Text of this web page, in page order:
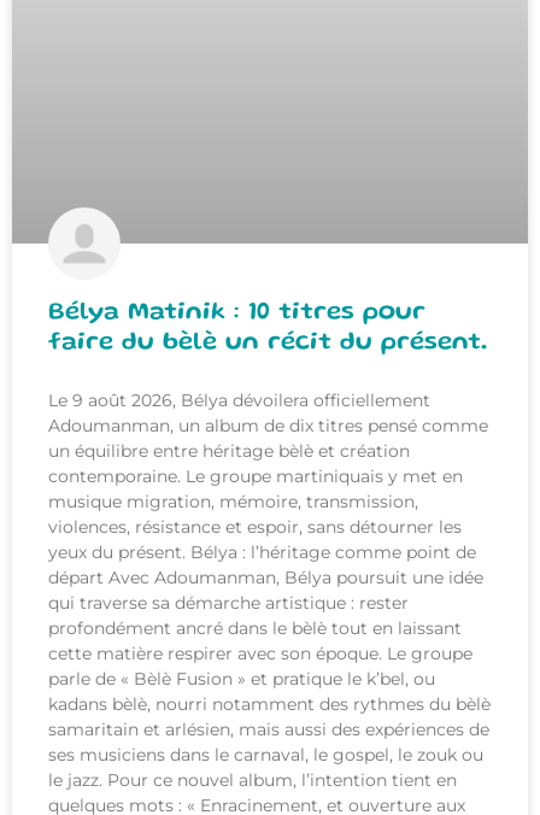
Bélya Matinik : 10 titres pour
faire du bèlè un récit du présent.
Le 9 août 2026, Bélya dévoilera officiellement
Adoumanman, un album de dix titres pensé comme
un équilibre entre héritage bèlè et création
contemporaine. Le groupe martiniquais y met en
musique migration, mémoire, transmission,
violences, résistance et espoir, sans détourner les
yeux du présent. Bélya : l’héritage comme point de
départ Avec Adoumanman, Bélya poursuit une idée
qui traverse sa démarche artistique : rester
profondément ancré dans le bèlè tout en laissant
cette matière respirer avec son époque. Le groupe
parle de « Bèlè Fusion » et pratique le k’bel, ou
kadans bèlè, nourri notamment des rythmes du bèlè
samaritain et arlésien, mais aussi des expériences de
ses musiciens dans le carnaval, le gospel, le zouk ou
le jazz. Pour ce nouvel album, l’intention tient en
quelques mots : « Enracinement, et ouverture aux